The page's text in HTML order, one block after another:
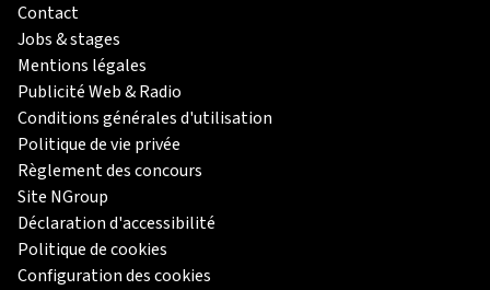
Contact
Jobs & stages
Mentions légales
Publicité Web & Radio
Conditions générales d'utilisation
Politique de vie privée
Règlement des concours
Site NGroup
Déclaration d'accessibilité
Politique de cookies
Configuration des cookies